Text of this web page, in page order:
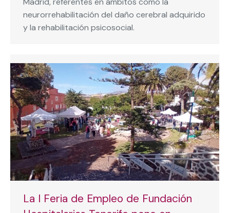
neurorrehabilitación del daño cerebral adquirido
y la rehabilitación psicosocial.
La I Feria de Empleo de Fundación